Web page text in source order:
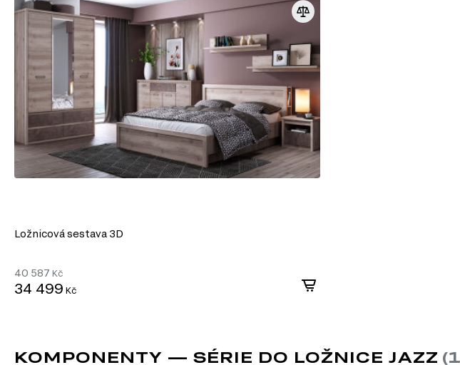
Ložnicová sestava 3D
40 587 Kč
34 499 Kč
KOMPONENTY — SÉRIE DO LOŽNICE JAZZ